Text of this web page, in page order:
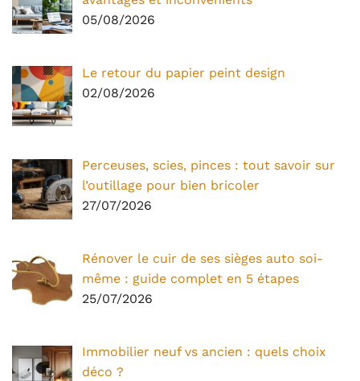
05/08/2026
Le retour du papier peint design
02/08/2026
Perceuses, scies, pinces : tout savoir sur
l’outillage pour bien bricoler
27/07/2026
Rénover le cuir de ses sièges auto soi-
même : guide complet en 5 étapes
25/07/2026
Immobilier neuf vs ancien : quels choix
déco ?